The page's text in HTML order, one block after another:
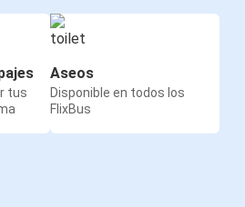
tus
Aseos
Disponible en todos los
FlixBus